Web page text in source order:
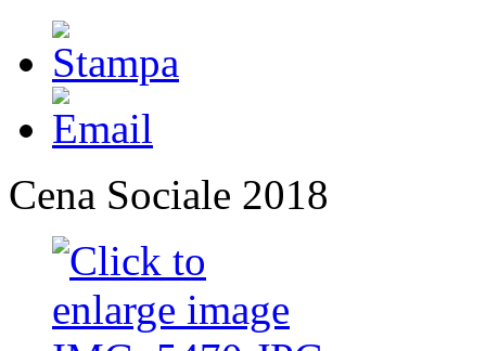
Cena Sociale 2018